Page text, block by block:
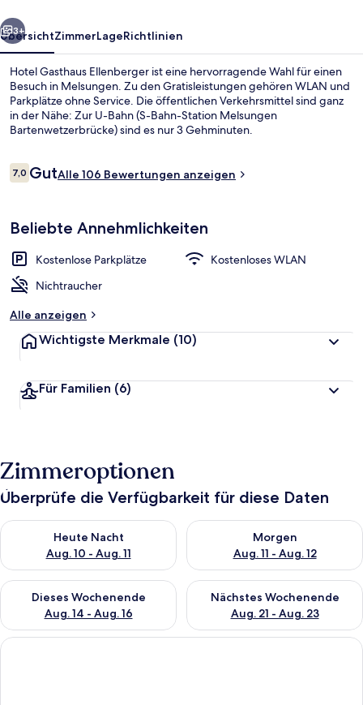
Weiter
3+
ÜbersichtZimmerLageRichtlinien
Hotel Gasthaus Ellenberger ist eine hervorragende Wahl für einen
Besuch in Melsungen. Zu den Gratisleistungen gehören WLAN und
Parkplätze ohne Service. Die öffentlichen Verkehrsmittel sind ganz
in der Nähe: Zur U-Bahn (S-Bahn-Station Melsungen
Bartenwetzerbrücke) sind es nur 3 Gehminuten.
Bewertungen
7,07,0 von 10.
GutAlle 106 Bewertungen anzeigen
Beliebte Annehmlichkeiten
Kostenlose Parkplätze
Kostenloses WLAN
Nichtraucher
Alle anzeigen
Wichtigste Merkmale (10)
Für Familien (6)
Zimmeroptionen
Überprüfe die Verfügbarkeit für diese Daten
Heute Nacht
Aug. 10 - Aug. 11
Überprüfe die Verfügbarkeit für heute Nacht, Aug. 10 - Aug.
Morgen
Aug. 11 - Aug. 12
Überprüfe die Verfügbarkeit
Dieses Wochenende
Aug. 14 - Aug. 16
Überprüfe die Verfügbarkeit für dieses Wochenende, Aug. 14
Nächstes Wochenende
Aug. 21 - Aug. 23
Überprüfe die Verfügbarkeit